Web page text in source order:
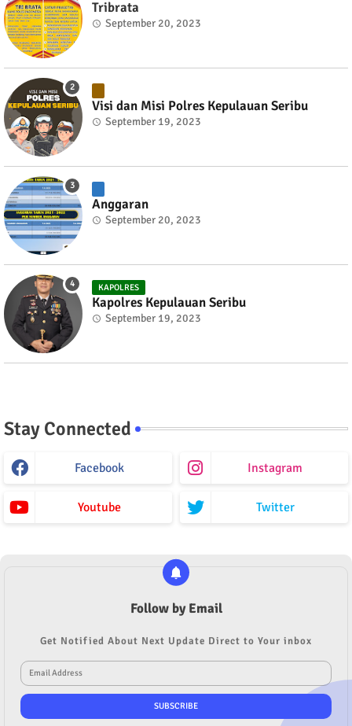
Tribrata
September 20, 2023
Visi dan Misi Polres Kepulauan Seribu
September 19, 2023
Anggaran
September 20, 2023
KAPOLRES
Kapolres Kepulauan Seribu
September 19, 2023
Stay Connected
Facebook Instagram
Youtube Twitter
Follow by Email
Get Notified About Next Update Direct to Your inbox